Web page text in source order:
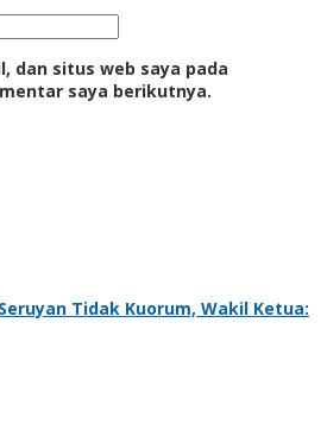
dan situs web saya pada
saya berikutnya.
Tidak Kuorum, Wakil Ketua: